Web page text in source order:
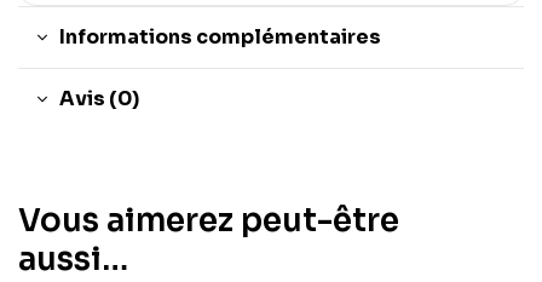
Informations complémentaires
Avis (0)
Vous aimerez peut-être
aussi…